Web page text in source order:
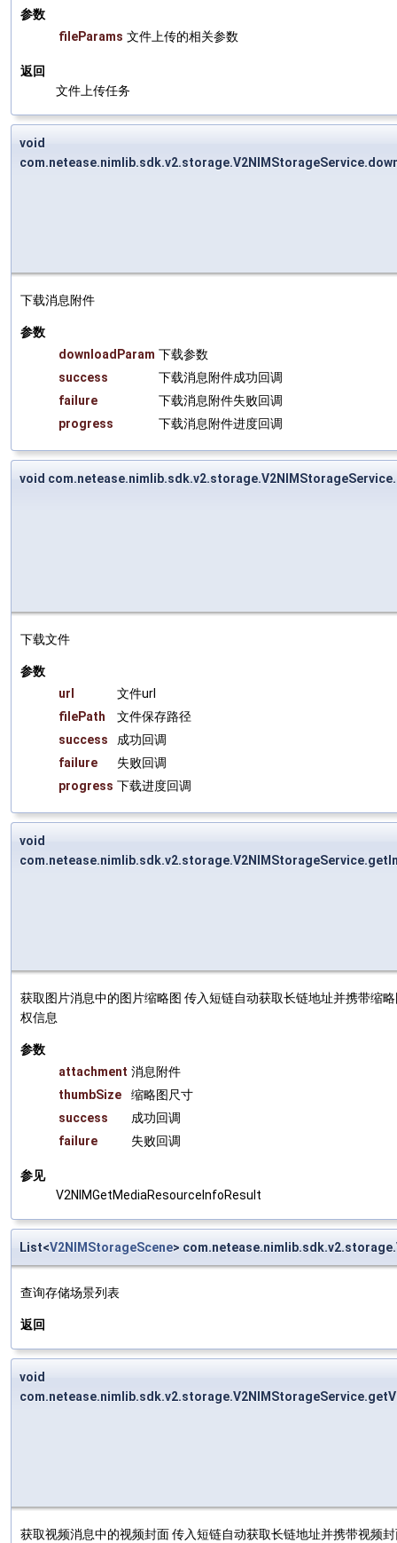
参数
fileParams 文件上传的相关参数
返回
文件上传任务
void
下载消息附件
参数
downloadParam 下载参数
success
下载消息附件成功回调
failure
下载消息附件失败回调
progress
下载消息附件进度回调
void
下载文件
参数
url
文件url
filePath
文件保存路径
success
成功回调
failure
失败回调
progress 下载进度回调
void
获取图片消息中的图片缩略图 传入短链自动获取长链地址并携带缩
权信息
参数
attachment 消息附件
thumbSize
缩略图尺寸
success
成功回调
failure
失败回调
参见
V2NIMGetMediaResourceInfoResult
List<V2NIMStorageScene>
查询存储场景列表
返回
void
获取视频消息中的视频封面 传入短链自动获取长链地址并携带视频